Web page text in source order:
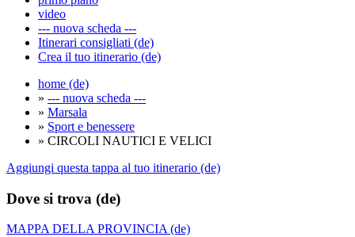
video
--- nuova scheda ---
Itinerari consigliati (de)
Crea il tuo itinerario (de)
home (de)
» --- nuova scheda ---
» Marsala
» Sport e benessere
» CIRCOLI NAUTICI E VELICI
Aggiungi questa tappa al tuo itinerario (de)
Dove si trova (de)
MAPPA DELLA PROVINCIA (de)